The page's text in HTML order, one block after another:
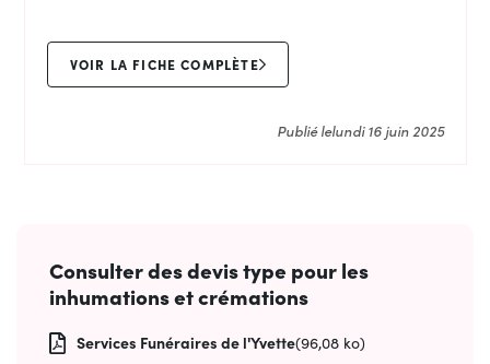
VOIR LA FICHE COMPLÈTE
Publié lelundi 16 juin 2025
Consulter des devis type pour les
inhumations et crémations
Services Funéraires de l'Yvette(96,08 ko)